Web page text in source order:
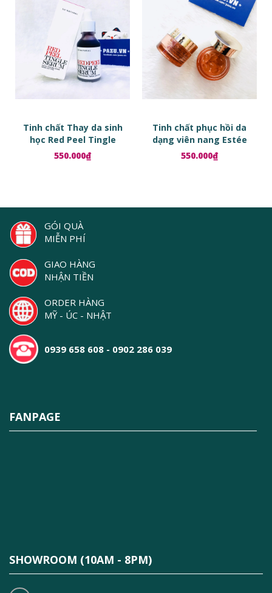
Tinh chất Thay da sinh
học Red Peel Tingle
Serum
550.000₫
Tinh chất phục hồi da
dạng viên nang Estée
Lauder Advanced Night
Repair Ampoules
550.000₫
GÓI QUÀ
MIỄN PHÍ
GIAO HÀNG
NHẬN TIỀN
ORDER HÀNG
MỸ - ÚC - NHẬT
0939 658 608 - 0902 286 039
FANPAGE
SHOWROOM (10AM - 8PM)